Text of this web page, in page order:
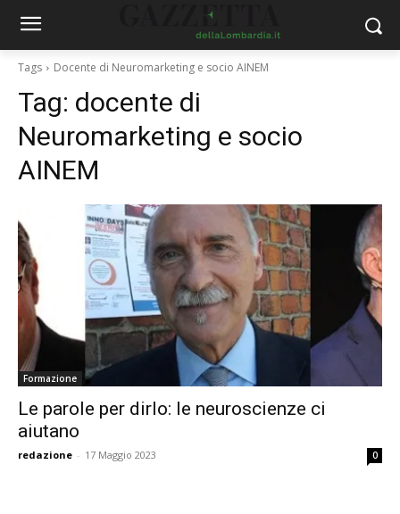
Tags Docente di Neuromarketing e socio AINEM
Tag: docente di
Neuromarketing e socio
AINEM
Formazione
Le parole per dirlo: le neuroscienze ci
aiutano
redazione - 17 Maggio 2023 0